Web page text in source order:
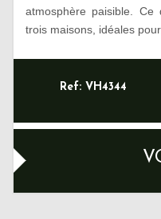
atmosphère paisible. Ce
trois maisons, idéales
Ref: VH4344